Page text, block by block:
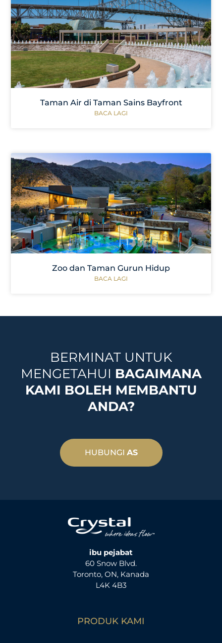
Taman Air di Taman Sains Bayfront
BACA LAGI
Zoo dan Taman Gurun Hidup
BACA LAGI
BERMINAT UNTUK
MENGETAHUI BAGAIMANA
KAMI BOLEH MEMBANTU
ANDA?
HUBUNGI AS
ibu pejabat
60 Snow Blvd.
Toronto, ON, Kanada
L4K 4B3
PRODUK KAMI